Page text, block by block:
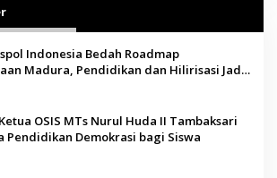
Indonesia Bedah Roadmap
Madura, Pendidikan dan Hilirisasi Jadi
OSIS MTs Nurul Huda II Tambaksari
Pendidikan Demokrasi bagi Siswa